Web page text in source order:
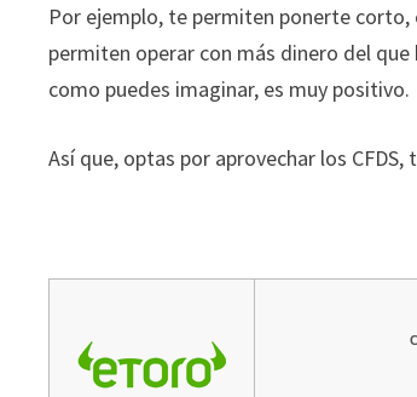
Por ejemplo, te permiten ponerte
permiten operar con más dinero del
como puedes imaginar, es muy positivo.
Así que, optas por aprovechar los